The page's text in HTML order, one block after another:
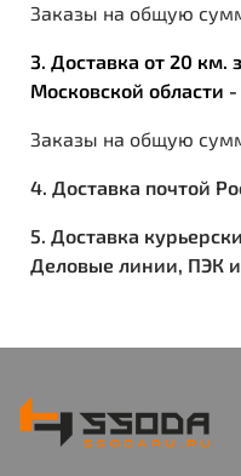
Заказы на общую
3. Доставка от 20
Московской области -
Заказы на общую
4. Доставка почтой
5. Доставка
Деловые линии, ПЭК